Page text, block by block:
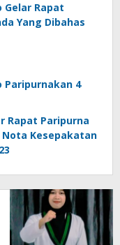
Gelar Rapat
Yang Dibahas
Paripurnakan 4
Rapat Paripurna
Kesepakatan